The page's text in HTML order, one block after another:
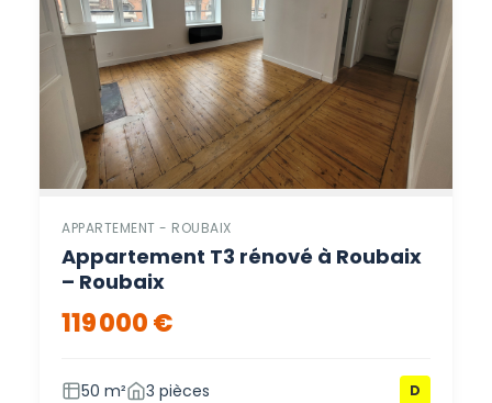
APPARTEMENT - ROUBAIX
Appartement T3 rénové à Roubaix
– Roubaix
119 000 €
50 m² 3 pièces D